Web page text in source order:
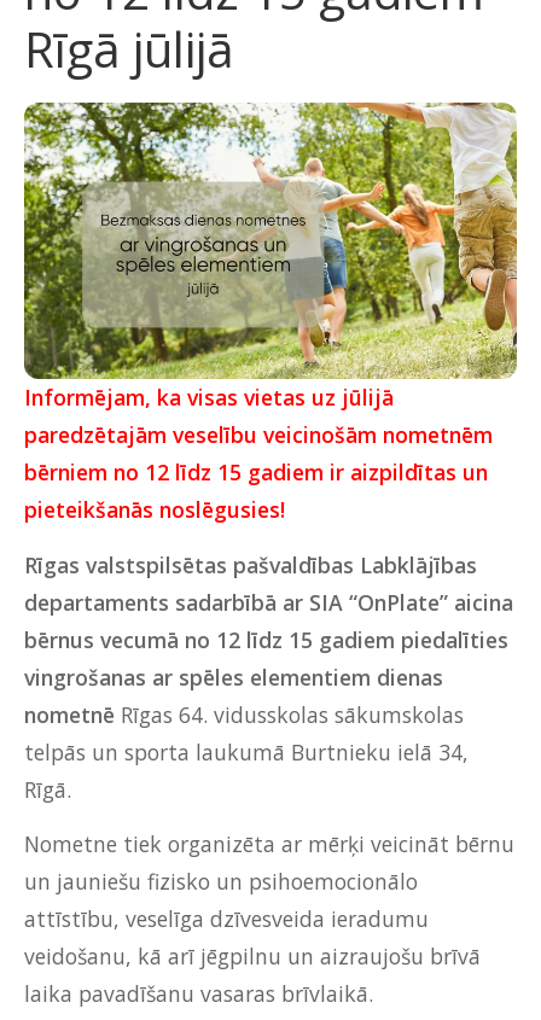
Rīgā jūlijā
Informējam, ka visas vietas uz jūlijā
paredzētajām veselību veicinošām nometnēm
bērniem no 12 līdz 15 gadiem ir aizpildītas un
pieteikšanās noslēgusies!
Rīgas valstspilsētas pašvaldības Labklājības
departaments sadarbībā ar SIA “OnPlate” aicina
bērnus vecumā no 12 līdz 15 gadiem piedalīties
vingrošanas ar spēles elementiem dienas
nometnē Rīgas 64. vidusskolas sākumskolas
telpās un sporta laukumā Burtnieku ielā 34,
Rīgā.
Nometne tiek organizēta ar mērķi veicināt bērnu
un jauniešu fizisko un psihoemocionālo
attīstību, veselīga dzīvesveida ieradumu
veidošanu, kā arī jēgpilnu un aizraujošu brīvā
laika pavadīšanu vasaras brīvlaikā.